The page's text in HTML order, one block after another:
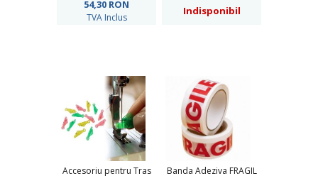
54,30 RON
TVA Inclus
Indisponibil
Accesoriu pentru Tras Banda Adeziva FRAGIL